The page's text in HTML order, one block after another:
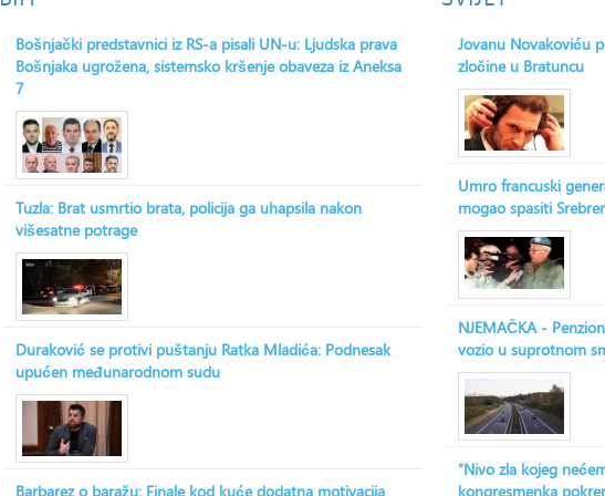
Bošnjački predstavnici iz RS-a pisali UN-u: Ljudska prava
Bošnjaka ugrožena, sistemsko kršenje obaveza iz Aneksa
7
Tuzla: Brat usmrtio brata, policija ga uhapsila nakon
višesatne potrage
Duraković se protivi puštanju Ratka Mladića: Podnesak
upućen međunarodnom sudu
Barbarez o baražu: Finale kod kuće dodatna motivacija
Jovanu Novakoviću
zločine u Bratuncu
Umro francuski
mogao spasiti
NJEMAČKA -
vozio u suprotnom
“Nivo zla kojeg
kongresmenka